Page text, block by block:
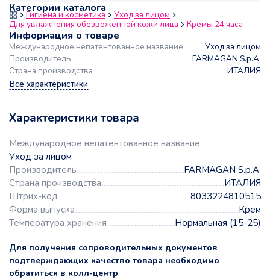
Категории каталога
Гигиена и косметика
Уход за лицом
Для увлажнения обезвоженной кожи лица
Кремы 24 часа
Информация о товаре
Международное непатентованное название
Уход за лицом
Производитель
FARMAGAN S.p.A.
Страна производства
ИТАЛИЯ
Все характеристики
Характеристики товара
Международное непатентованное название
Уход за лицом
Производитель
FARMAGAN S.p.A.
Страна производства
ИТАЛИЯ
Штрих-код
8033224810515
Форма выпуска
Крем
Температура хранения
Нормальная (15-25)
Для получения сопроводительных документов
подтверждающих качество товара необходимо
обратиться в колл-центр